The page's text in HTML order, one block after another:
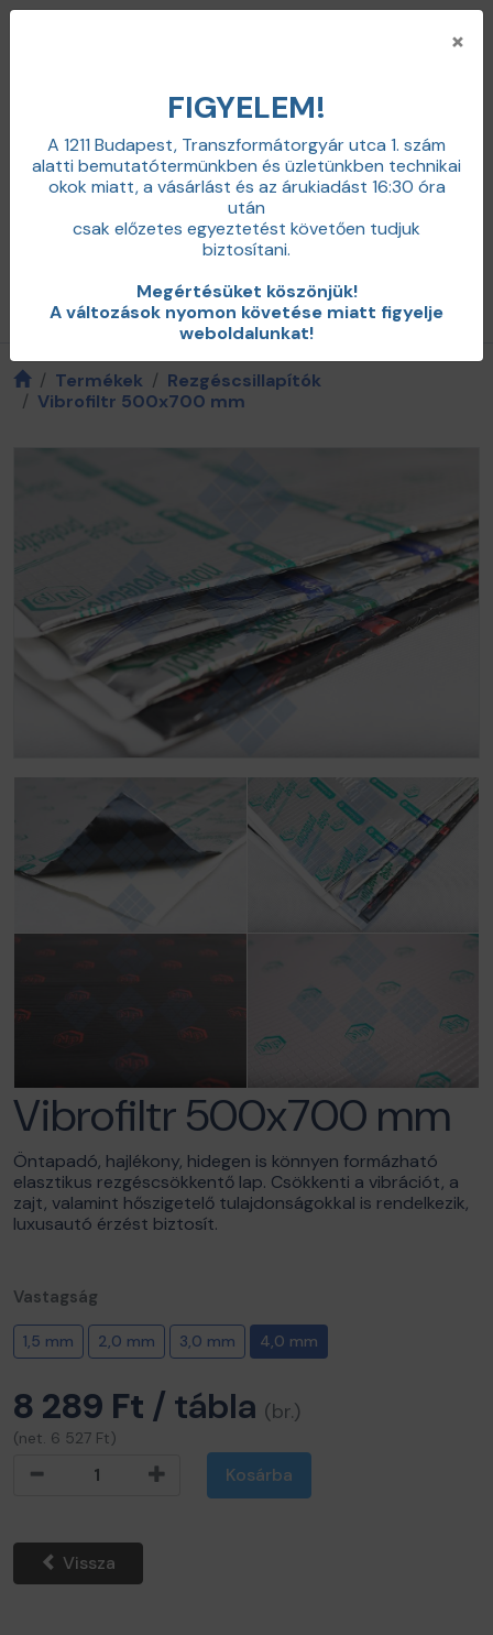
+36 20 598 0100
info@zajcsillapitas.net
Belépés
Termékkategóriák / menü
Termékek
Rezgéscsillapítók
Vibrofiltr 500x700 mm
Vibrofiltr 500x700 mm
Öntapadó, hajlékony, hidegen is könnyen formázható
elasztikus rezgéscsökkentő lap. Csökkenti a vibrációt, a
zajt, valamint hőszigetelő tulajdonságokkal is rendelkezik,
luxusautó érzést biztosít.
Vastagság
1,5 mm 2,0 mm 3,0 mm 4,0 mm
8 289 Ft / tábla (br.)
(net. 6 527 Ft)
Kosárba
Vissza
×
FIGYELEM!
A 1211 Budapest, Transzformátorgyár utca 1. szám
alatti bemutatótermünkben és üzletünkben technikai
okok miatt,a vásárlást és az árukiadást 16:30 óra
után
csak előzetes egyeztetést követően tudjuk
biztosítani.
Megértésüket köszönjük!
A változások nyomon követése miatt figyelje
weboldalunkat!